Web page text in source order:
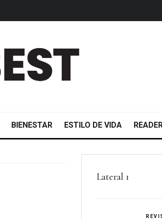
BIENESTAR ESTILO DE VIDA
Lateral 1